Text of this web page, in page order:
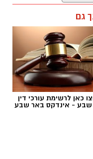
גם
כאן לרשימת עורכי דין
- אינדקס באר שבע